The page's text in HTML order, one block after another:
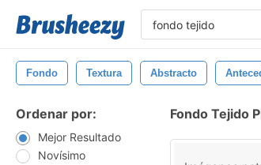
Fondo Textura Abstracto
Ordenar por:
Mejor Resultado
Novísimo
Fondo Tejido